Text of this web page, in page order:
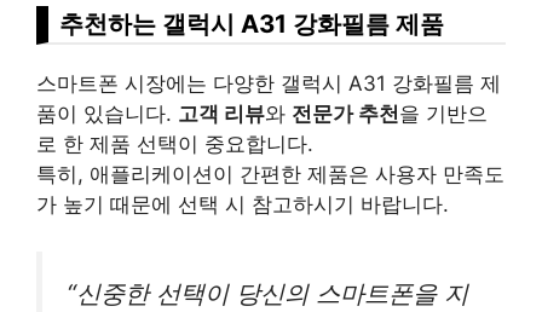
추천하는 갤럭시 A31 강화필름 제품
스마트폰 시장에는 다양한 갤럭시 A31 강화필름 제
품이 있습니다. 고객 리뷰와 전문가 추천을 기반으
로 한 제품 선택이 중요합니다.
특히, 애플리케이션이 간편한 제품은 사용자 만족도
가 높기 때문에 선택 시 참고하시기 바랍니다.
“신중한 선택이 당신의 스마트폰을 지